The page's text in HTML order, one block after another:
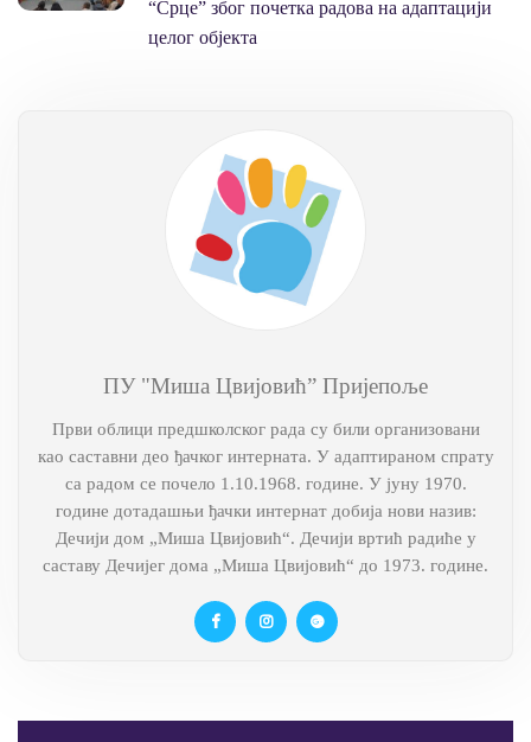
“Срце” због почетка радова на адаптацији
целог објекта
ПУ "Миша Цвијовић” Пријепоље
Први облици предшколског рада су били организовани
као саставни део ђачког интерната. У адаптираном спрату
са радом се почело 1.10.1968. године. У јуну 1970.
године дотадашњи ђачки интернат добија нови назив:
Дечији дом „Миша Цвијовић“. Дечији вртић радиће у
саставу Дечијег дома „Миша Цвијовић“ до 1973. године.